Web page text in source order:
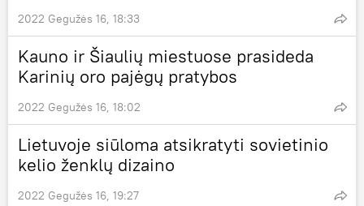
2022 Gegužės 16, 18:33
Kauno ir Šiaulių miestuose prasideda
Karinių oro pajėgų pratybos
2022 Gegužės 16, 18:02
Lietuvoje siūloma atsikratyti sovietinio
kelio ženklų dizaino
2022 Gegužės 16, 19:27